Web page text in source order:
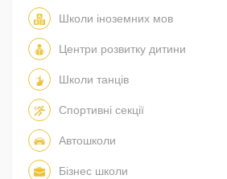
Школи іноземних мов
Центри розвитку дитини
Школи танців
Спортивні секції
Автошколи
Бізнес школи